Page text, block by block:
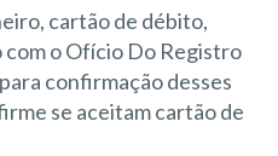
cartão de débito,
o Ofício Do Registro
confirmação desses
se aceitam cartão de